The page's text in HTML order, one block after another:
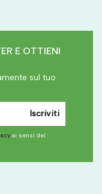
E OTTIENI
sul tuo
Iscriviti
ai sensi del